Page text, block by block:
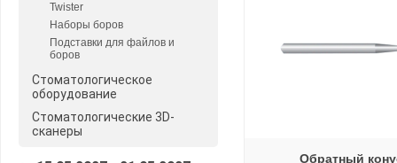
Twister
Наборы боров
Подставки для файлов и
боров
Стоматологическое
оборудование
Стоматологические 3D-
сканеры
Обратный